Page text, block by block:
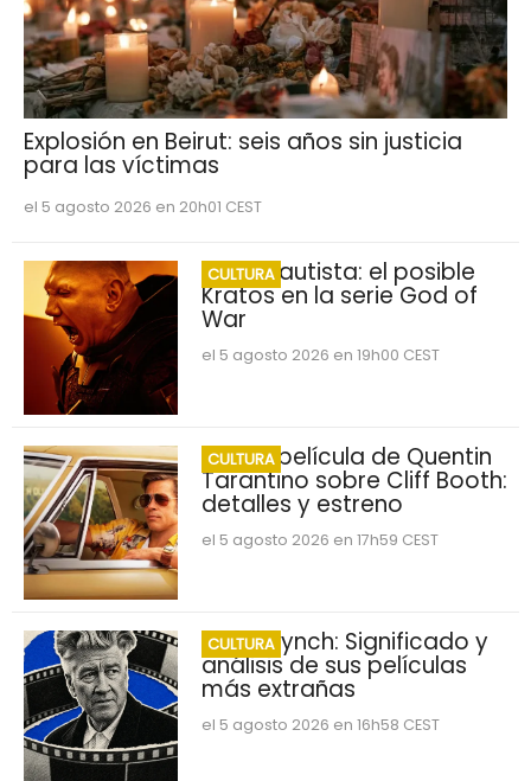
Explosión en Beirut: seis años sin justicia
para las víctimas
el 5 agosto 2026 en 20h01 CEST
CULTURA
Dave Bautista: el posible
Kratos en la serie God of
War
el 5 agosto 2026 en 19h00 CEST
CULTURA
Nueva película de Quentin
Tarantino sobre Cliff Booth:
detalles y estreno
el 5 agosto 2026 en 17h59 CEST
CULTURA
David Lynch: Significado y
análisis de sus películas
más extrañas
el 5 agosto 2026 en 16h58 CEST